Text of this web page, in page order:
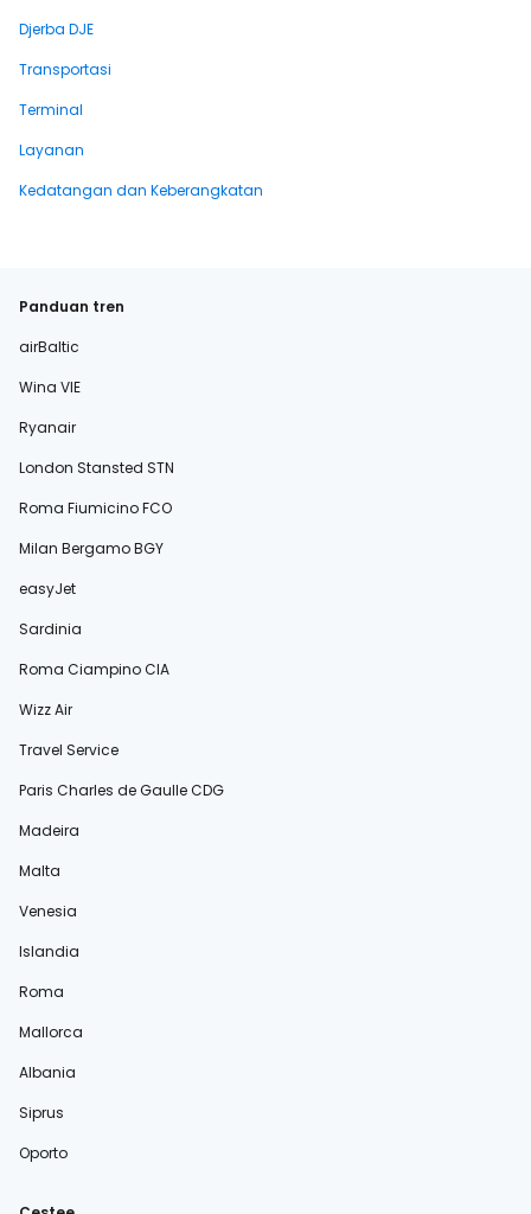
Djerba DJE
Transportasi
Terminal
Layanan
Kedatangan dan Keberangkatan
Panduan tren
airBaltic
Wina VIE
Ryanair
London Stansted STN
Roma Fiumicino FCO
Milan Bergamo BGY
easyJet
Sardinia
Roma Ciampino CIA
Wizz Air
Travel Service
Paris Charles de Gaulle CDG
Madeira
Malta
Venesia
Islandia
Roma
Mallorca
Albania
Siprus
Oporto